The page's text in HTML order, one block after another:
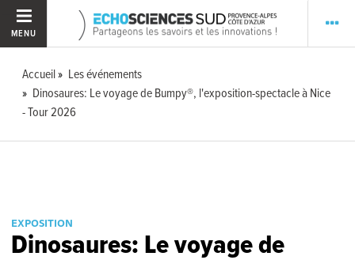
MENU
Accueil
Les événements
Dinosaures: Le voyage de Bumpy®, l'exposition-spectacle à Nice
- Tour 2026
EXPOSITION
Dinosaures: Le voyage de